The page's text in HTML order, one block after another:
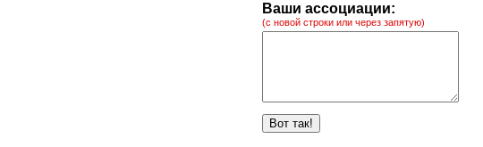
Ваши ассоциации:
(с новой строки или через запятую)